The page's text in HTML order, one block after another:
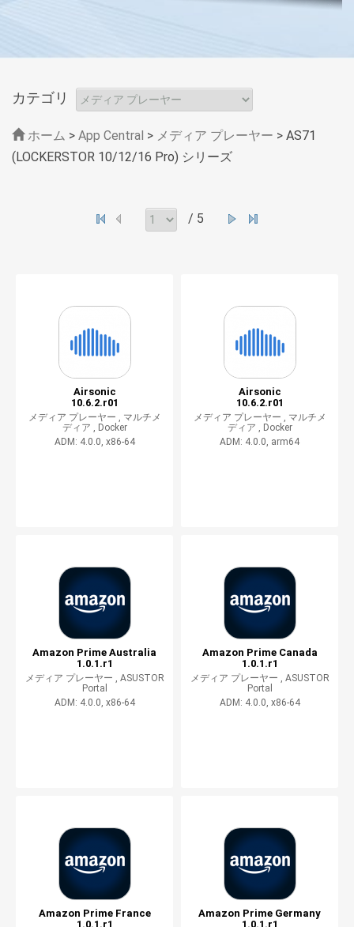
カテゴリ
ホーム > App Central > メディア プレーヤー > AS71
(LOCKERSTOR 10/12/16 Pro) シリーズ
/ 5
Airsonic
10.6.2.r01
メディア プレーヤー ,
マルチメ
ディア ,
Docker
ADM: 4.0.0, x86-64
Airsonic
10.6.2.r01
メディア プレーヤー ,
マルチメ
ディア ,
Docker
ADM: 4.0.0, arm64
Amazon Prime Australia
1.0.1.r1
メディア プレーヤー , ASUSTOR
Portal
ADM: 4.0.0, x86-64
Amazon Prime Canada
1.0.1.r1
メディア プレーヤー , ASUSTOR
Portal
ADM: 4.0.0, x86-64
Amazon Prime France
1.0.1.r1
Amazon Prime Germany
1.0.1.r1